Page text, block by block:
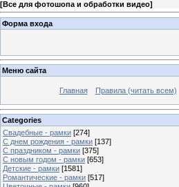
[Все для фотошопа и обработки видео]
Форма входа
Меню сайта
Главная Правила (читать всем)
Categories
Свадебные - рамки [274]
С днем рождения - рамки [137]
С праздником - рамки [375]
С новым годом - рамки [653]
Детские - рамки [1581]
Романтические - рамки [517]